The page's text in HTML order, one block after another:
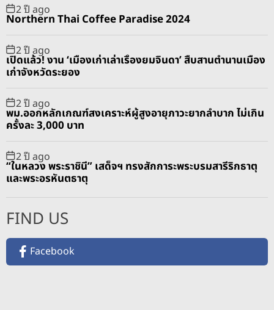
2 ปี ago
Northern Thai Coffee Paradise 2024
2 ปี ago
เปิดแล้ว! งาน ‘เมืองเก่าเล่าเรื่องยมจินดา’ สืบสานตำนานเมือง
เก่าจังหวัดระยอง
2 ปี ago
พม.ออกหลักเกณฑ์สงเคราะห์ผู้สูงอายุภาวะยากลำบาก ไม่เกิน
ครั้งละ 3,000 บาท
2 ปี ago
“ในหลวง พระราชินี” เสด็จฯ ทรงสักการะพระบรมสารีริกธาตุ
และพระอรหันตธาตุ
FIND US
Facebook